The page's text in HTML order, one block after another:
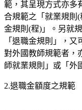
範，其呈現方式亦多
合規範之「就業規則
金規則(程)」。另就
「退職金規則」，
對外國教師規範者，
師就業規則」或「外
2.退職金額度之規範